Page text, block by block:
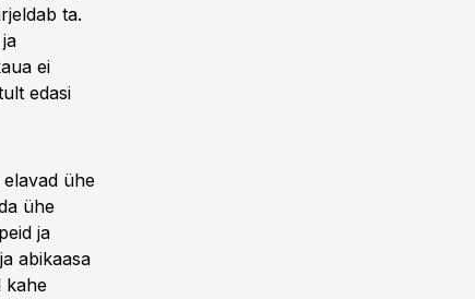
ta.
ei
edasi
ühe
ühe
ja
abikaasa
kahe